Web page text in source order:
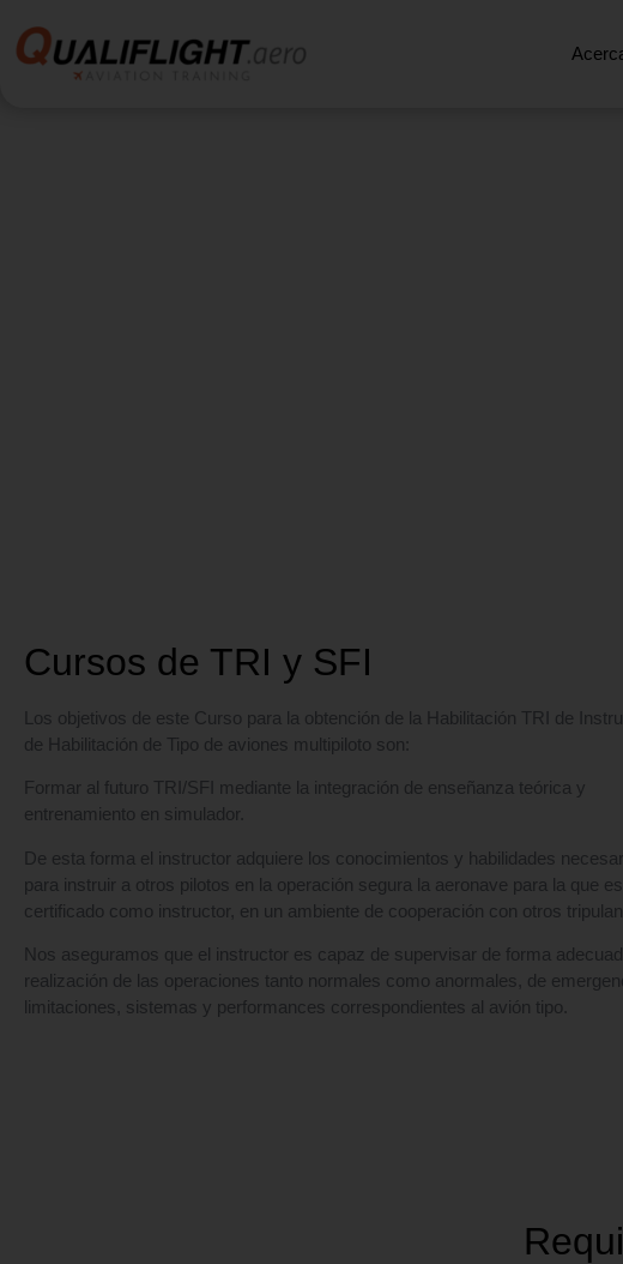
Cursos de TRI y SFI
Los objetivos de este Curso para la obtención de la Habilitación TRI de
de Habilitación de Tipo de aviones multipiloto son:
Formar al futuro TRI/SFI mediante la integración de enseñanza teórica y
entrenamiento en simulador.
De esta forma el instructor adquiere los conocimientos y habilidades
para instruir a otros pilotos en la operación segura la aeronave para la que es
certificado como instructor, en un ambiente de cooperación con otros
Nos aseguramos que el instructor es capaz de supervisar de forma
realización de las operaciones tanto normales como anormales, de
limitaciones, sistemas y performances correspondientes al avión tipo.